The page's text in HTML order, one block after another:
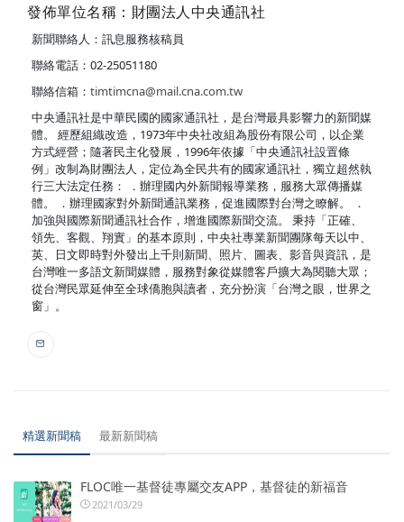
發佈單位名稱：財團法人中央通訊社
新聞聯絡人：訊息服務核稿員
聯絡電話：02-25051180
聯絡信箱： timtimcna@mail.cna.com.tw
中央通訊社是中華民國的國家通訊社，是台灣最具影響力的新聞媒
體。 經歷組織改造，1973年中央社改組為股份有限公司，以企業
方式經營；隨著民主化發展，1996年依據「中央通訊社設置條
例」改制為財團法人，定位為全民共有的國家通訊社，獨立超然執
行三大法定任務： ．辦理國內外新聞報導業務，服務大眾傳播媒
體。 ．辦理國家對外新聞通訊業務，促進國際對台灣之瞭解。 ．
加強與國際新聞通訊社合作，增進國際新聞交流。 秉持「正確、
領先、客觀、翔實」的基本原則，中央社專業新聞團隊每天以中、
英、日文即時對外發出上千則新聞、照片、圖表、影音與資訊，是
台灣唯一多語文新聞媒體，服務對象從媒體客戶擴大為閱聽大眾；
從台灣民眾延伸至全球僑胞與讀者，充分扮演「台灣之眼，世界之
窗」。
精選新聞稿 最新新聞稿
FLOC唯一基督徒專屬交友APP，基督徒的新福音
2021/03/29